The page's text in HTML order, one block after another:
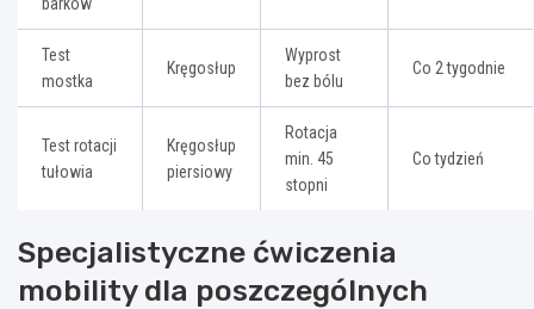
Test
mostka
Kręgosłup
Wyprost
bez bólu
Co 2 tygodnie
Test rotacji
tułowia
Kręgosłup
piersiowy
Rotacja
min. 45
stopni
Co tydzień
Specjalistyczne ćwiczenia
mobility dla poszczególnych